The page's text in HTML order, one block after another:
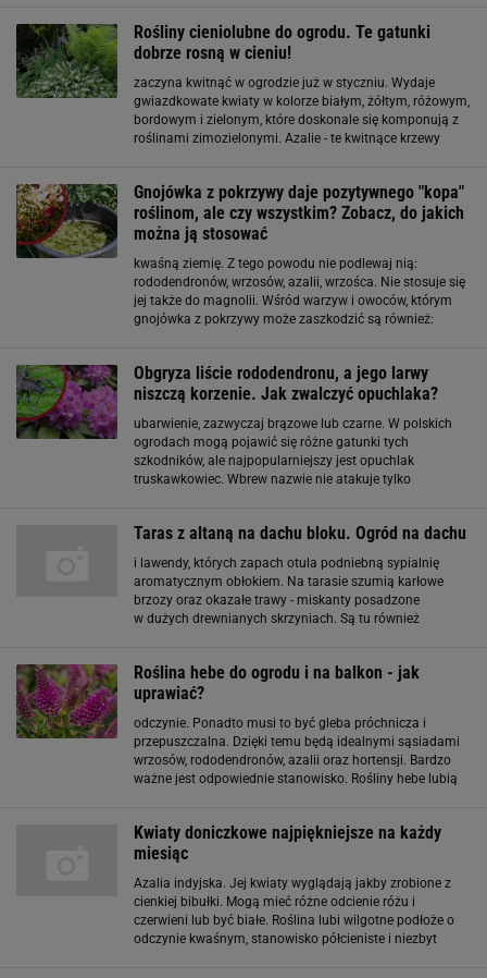
Azalea indica lub
Rośliny cieniolubne do ogrodu. Te gatunki
dobrze rosną w cieniu!
zaczyna kwitnąć w ogrodzie już w styczniu. Wydaje
gwiazdkowate kwiaty w kolorze białym, żółtym, różowym,
bordowym i zielonym, które doskonale się komponują z
roślinami zimozielonymi. Azalie - te kwitnące krzewy
Gnojówka z pokrzywy daje pozytywnego "kopa"
roślinom, ale czy wszystkim? Zobacz, do jakich
można ją stosować
kwaśną ziemię. Z tego powodu nie podlewaj nią:
rododendronów, wrzosów, azalii, wrzośca. Nie stosuje się
jej także do magnolii. Wśród warzyw i owoców, którym
gnojówka z pokrzywy może zaszkodzić są również:
Obgryza liście rododendronu, a jego larwy
niszczą korzenie. Jak zwalczyć opuchlaka?
ubarwienie, zazwyczaj brązowe lub czarne. W polskich
ogrodach mogą pojawić się różne gatunki tych
szkodników, ale najpopularniejszy jest opuchlak
truskawkowiec. Wbrew nazwie nie atakuje tylko
Taras z altaną na dachu bloku. Ogród na dachu
i lawendy, których zapach otula podniebną sypialnię
aromatycznym obłokiem. Na tarasie szumią karłowe
brzozy oraz okazałe trawy - miskanty posadzone
w dużych drewnianych skrzyniach. Są tu również
japońskie
Roślina hebe do ogrodu i na balkon - jak
uprawiać?
odczynie. Ponadto musi to być gleba próchnicza i
przepuszczalna. Dzięki temu będą idealnymi sąsiadami
wrzosów, rododendronów, azalii oraz hortensji. Bardzo
ważne jest odpowiednie stanowisko. Rośliny hebe lubią
Kwiaty doniczkowe najpiękniejsze na każdy
miesiąc
Azalia indyjska. Jej kwiaty wyglądają jakby zrobione z
cienkiej bibułki. Mogą mieć różne odcienie różu i
czerwieni lub być białe. Roślina lubi wilgotne podłoże o
odczynie kwaśnym, stanowisko półcieniste i niezbyt